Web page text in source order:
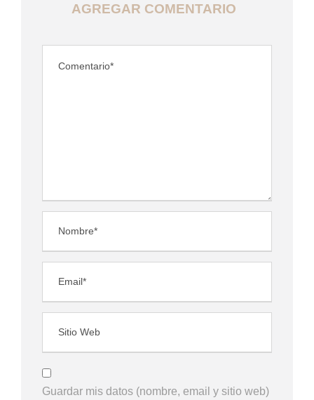
AGREGAR COMENTARIO
Guardar mis datos (nombre, email y sitio web)